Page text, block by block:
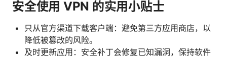
安全使用 VPN 的实用小贴士
只从官方渠道下载客户端：避免第三方应用商店，以
降低被篡改的风险。
及时更新应用：安全补丁会修复已知漏洞，保持软件